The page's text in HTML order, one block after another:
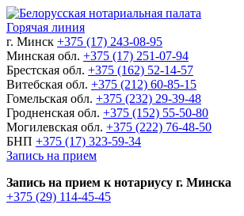
Горячая линия
г. Минск +375 (17) 243-08-95
Минская обл. +375 (17) 251-07-94
Брестская обл. +375 (162) 52-14-57
Витебская обл. +375 (212) 60-85-15
Гомельская обл. +375 (232) 29-39-48
Гродненская обл. +375 (152) 55-50-80
Могилевская обл. +375 (222) 76-48-50
БНП +375 (17) 323-59-34
Запись на прием
Запись на прием к нотариусу г. Минска
+375 (29) 114-45-45